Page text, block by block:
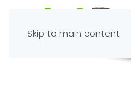
Skip to main content